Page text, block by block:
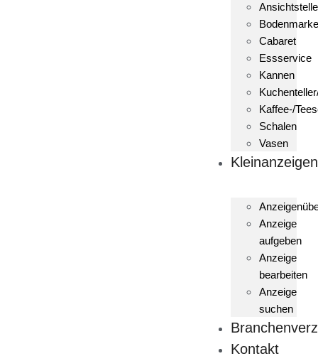
Cabaret
Essservice
Kannen
Kaffee-/
Schalen
Vasen
Kleinanzeigen
Anzeige
aufgeben
Anzeige
bearbeiten
Anzeige
suchen
Kontakt